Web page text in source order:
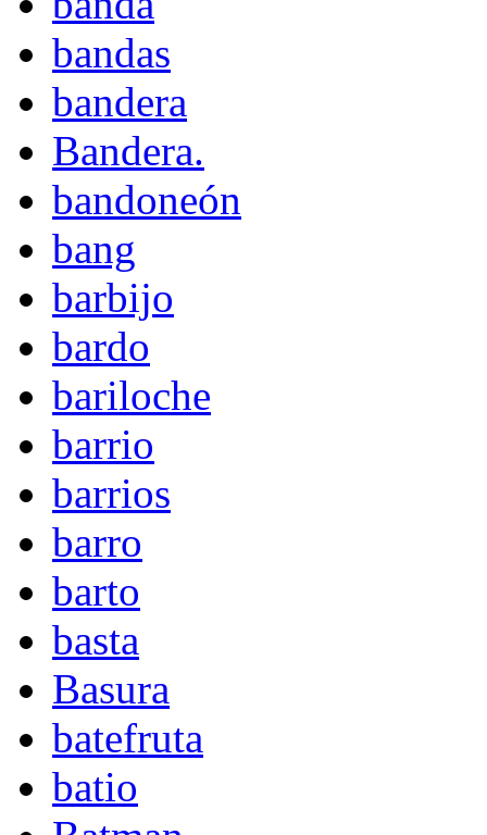
bandas
bandera
Bandera.
bandoneón
bang
barbijo
bardo
bariloche
barrio
barrios
barro
barto
basta
Basura
batefruta
batio